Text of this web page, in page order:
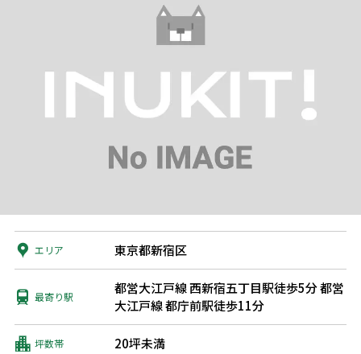
エリア 東京都新宿区
最寄り駅
都営大江戸線 西新宿五丁目駅徒歩5分都営
大江戸線 都庁前駅徒歩11分
坪数帯 20坪未満